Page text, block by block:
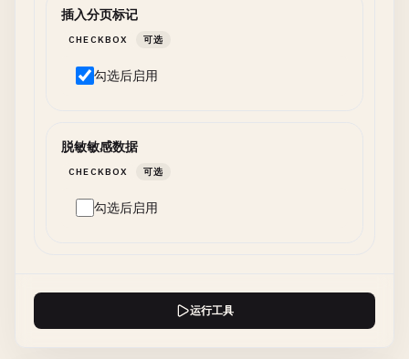
插入分页标记
CHECKBOX 可选
勾选后启用
脱敏敏感数据
CHECKBOX 可选
勾选后启用
运行工具